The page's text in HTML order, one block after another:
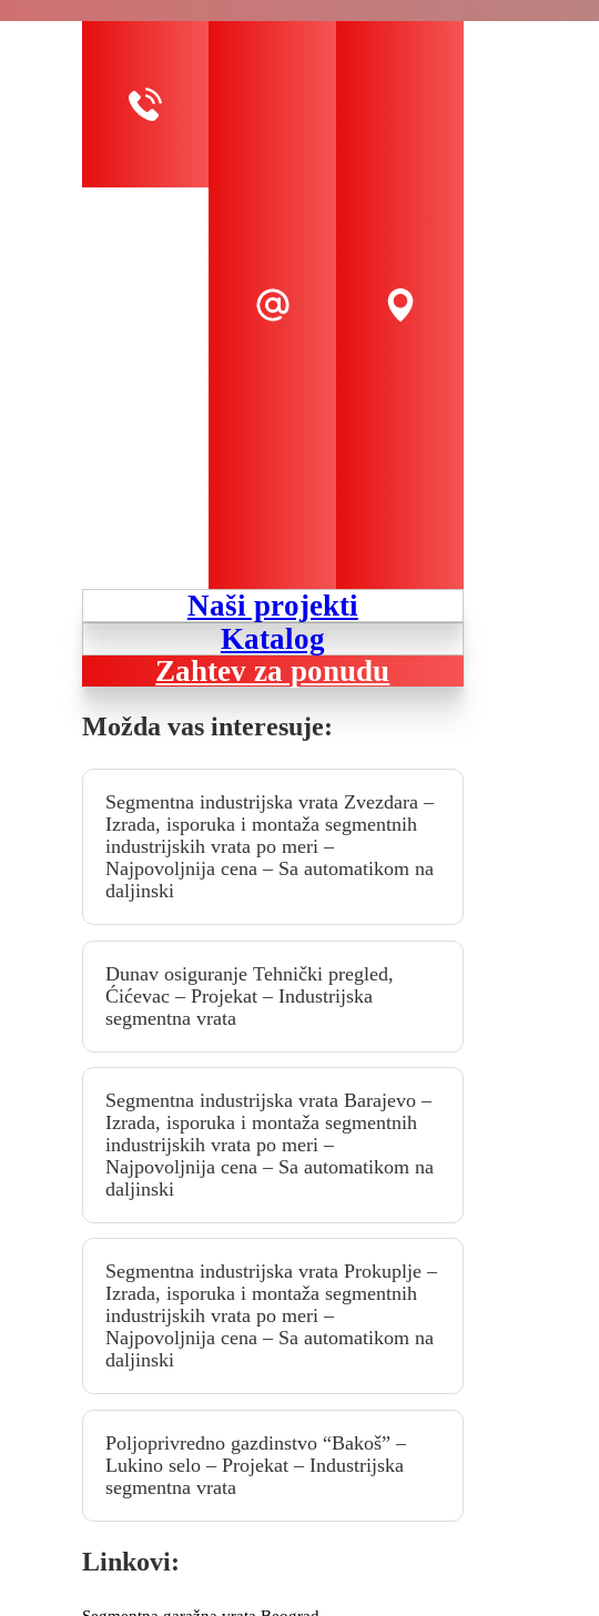
Naši projekti
Katalog
Zahtev za ponudu
Možda vas interesuje:
Segmentna industrijska vrata Zvezdara –
Izrada, isporuka i montaža segmentnih
industrijskih vrata po meri –
Najpovoljnija cena – Sa automatikom na
daljinski
Dunav osiguranje Tehnički pregled,
Ćićevac – Projekat – Industrijska
segmentna vrata
Segmentna industrijska vrata Barajevo –
Izrada, isporuka i montaža segmentnih
industrijskih vrata po meri –
Najpovoljnija cena – Sa automatikom na
daljinski
Segmentna industrijska vrata Prokuplje –
Izrada, isporuka i montaža segmentnih
industrijskih vrata po meri –
Najpovoljnija cena – Sa automatikom na
daljinski
Poljoprivredno gazdinstvo “Bakoš” –
Lukino selo – Projekat – Industrijska
segmentna vrata
Linkovi: